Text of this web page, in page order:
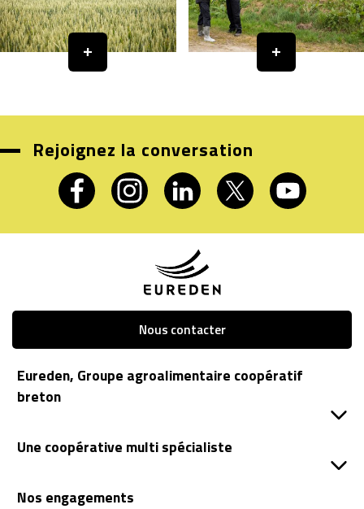
Rejoignez la conversation
Nous contacter
Eureden, Groupe agroalimentaire coopératif
breton
Une coopérative multi spécialiste
Nos engagements